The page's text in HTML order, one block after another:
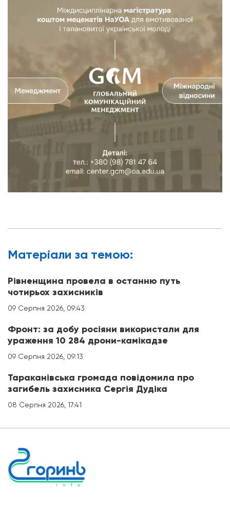
Матерiали за темою:
Рівненщина провела в останню путь
чотирьох захисників
09 Серпня 2026, 09:43
Фронт: за добу росіяни використали для
ураження 10 284 дрони-камікадзе
09 Серпня 2026, 09:13
Тараканівська громада повідомила про
загибель захисника Сергія Дудіка
08 Серпня 2026, 17:41